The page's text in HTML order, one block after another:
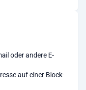
oder andere E-
auf einer Block-